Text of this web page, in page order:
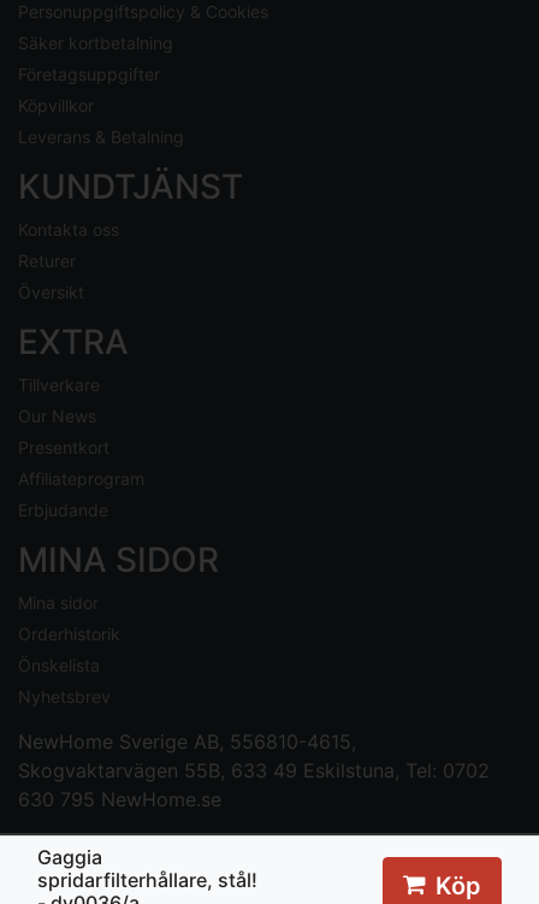
Gaggia
spridarfilterhållare, stål!
Köp
Personuppgiftspolicy & Cookies
Säker kortbetalning
Företagsuppgifter
Köpvillkor
Leverans & Betalning
KUNDTJÄNST
Kontakta oss
Returer
Översikt
EXTRA
Tillverkare
Our News
Presentkort
Affiliateprogram
Erbjudande
MINA SIDOR
Mina sidor
Orderhistorik
Önskelista
Nyhetsbrev
NewHome Sverige AB, 556810-4615,
Skogvaktarvägen 55B, 633 49 Eskilstuna, Tel: 0702
630 795 NewHome.se